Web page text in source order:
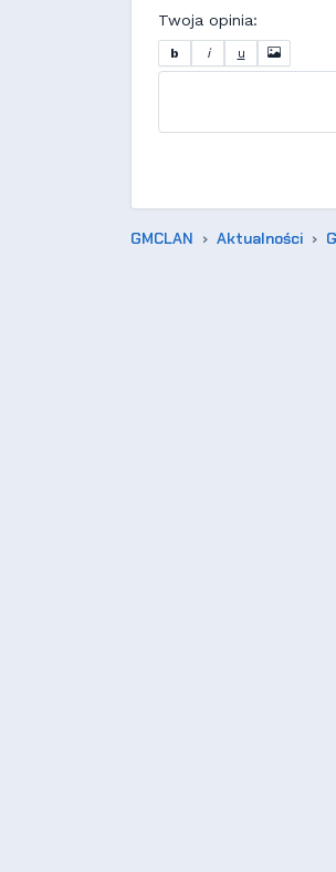
Twoja opinia:
b i u
GMCLAN Aktualności